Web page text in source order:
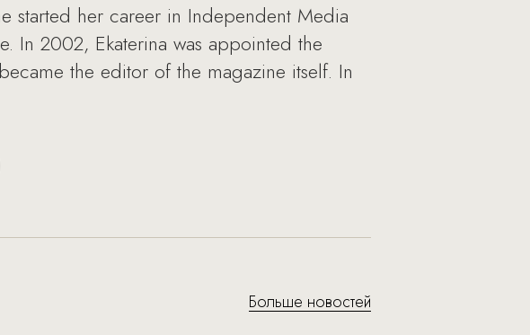
started her career in Independent Media
In 2002, Ekaterina was appointed the
the editor of the magazine itself. In
Больше новостей